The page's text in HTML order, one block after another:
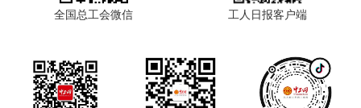
全国总工会微信 工人日报客户端